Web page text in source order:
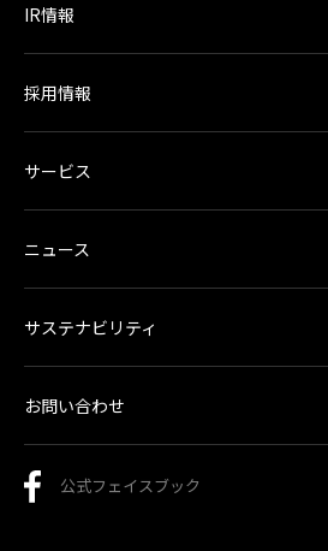
IR情報
採用情報
サービス
ニュース
サステナビリティ
お問い合わせ
公式フェイスブック